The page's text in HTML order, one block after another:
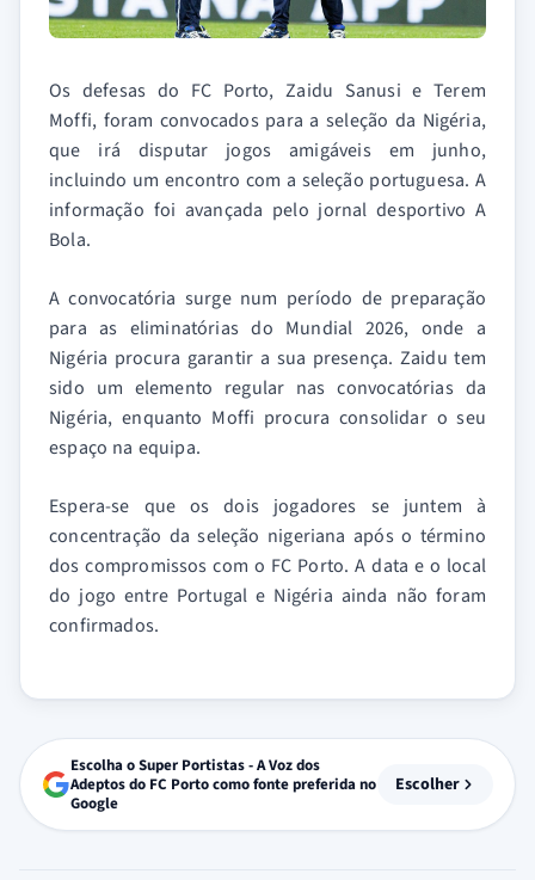
Os defesas do FC Porto, Zaidu Sanusi e Terem
Moffi, foram convocados para a seleção da Nigéria,
que irá disputar jogos amigáveis em junho,
incluindo um encontro com a seleção portuguesa. A
informação foi avançada pelo jornal desportivo A
Bola.
A convocatória surge num período de preparação
para as eliminatórias do Mundial 2026, onde a
Nigéria procura garantir a sua presença. Zaidu tem
sido um elemento regular nas convocatórias da
Nigéria, enquanto Moffi procura consolidar o seu
espaço na equipa.
Espera-se que os dois jogadores se juntem à
concentração da seleção nigeriana após o término
dos compromissos com o FC Porto. A data e o local
do jogo entre Portugal e Nigéria ainda não foram
confirmados.
Escolha o Super Portistas - A Voz dos
Adeptos do FC Porto como fonte preferida no
Google
Escolher